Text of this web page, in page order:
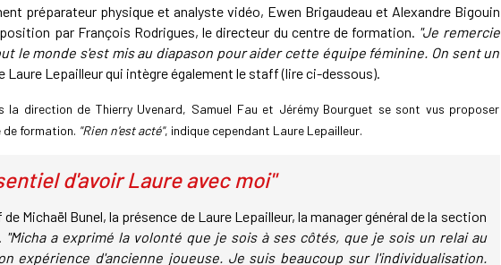
préparateur physique et analyste vidéo, Ewen Brigaudeau et Alexandre Bigouin
par François Rodrigues, le directeur du centre de formation. "Je remercie
le monde s'est mis au diapason pour aider cette équipe féminine. On sent un
Laure Lepailleur qui intègre également le staff (lire ci-dessous).
la direction de Thierry Uvenard, Samuel Fau et Jérémy Bourguet se sont vus proposer
de formation. "Rien n'est acté", indique cependant Laure Lepailleur.
d'avoir Laure avec moi"
Michaël Bunel, la présence de Laure Lepailleur, la manager général de la section
"Micha a exprimé la volonté que je sois à ses côtés, que je sois un relai au
expérience d'ancienne joueuse. Je suis beaucoup sur l'individualisation.